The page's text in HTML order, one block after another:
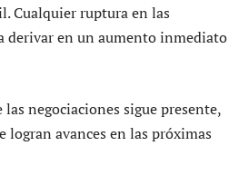
Cualquier ruptura en las
derivar en un aumento inmediato
las negociaciones sigue presente,
logran avances en las próximas